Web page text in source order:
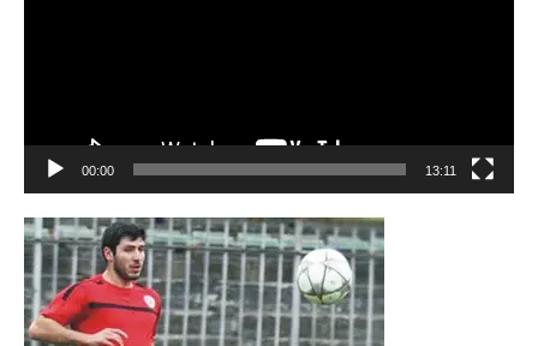
00:00 13:11